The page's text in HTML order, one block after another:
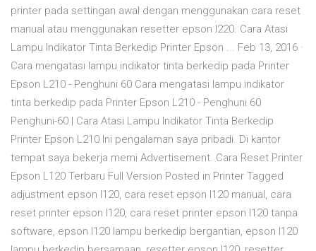
printer pada settingan awal dengan menggunakan cara reset
manual atau menggunakan resetter epson l220. Cara Atasi
Lampu Indikator Tinta Berkedip Printer Epson ... Feb 13, 2016 ·
Cara mengatasi lampu indikator tinta berkedip pada Printer
Epson L210 - Penghuni 60 Cara mengatasi lampu indikator
tinta berkedip pada Printer Epson L210 - Penghuni 60
Penghuni-60 | Cara Atasi Lampu Indikator Tinta Berkedip
Printer Epson L210 Ini pengalaman saya pribadi. Di kantor
tempat saya bekerja memi Advertisement. Cara Reset Printer
Epson L120 Terbaru Full Version Posted in Printer Tagged
adjustment epson l120, cara reset epson l120 manual, cara
reset printer epson l120, cara reset printer epson l120 tanpa
software, epson l120 lampu berkedip bergantian, epson l120